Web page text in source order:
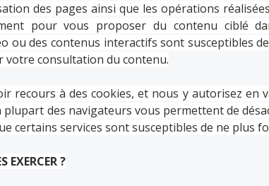
des pages ainsi que les opérations
pour vous proposer du contenu ciblé
ou des contenus interactifs sont susceptibles
votre consultation du contenu.
recours à des cookies, et nous y autorisez en
des navigateurs vous permettent de
certains services sont susceptibles de ne plus
EXERCER ?